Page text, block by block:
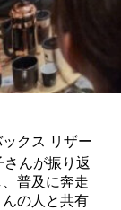
クス リザー
んが振り返
普及に奔走
の人と共有